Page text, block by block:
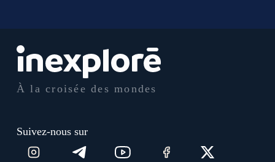
À la croisée des mondes
Suivez-nous sur